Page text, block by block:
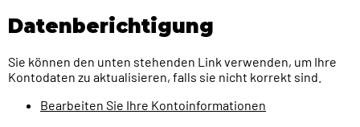
Datenberichtigung
Sie können den unten stehenden Link verwenden, um Ihre
Kontodaten zu aktualisieren, falls sie nicht korrekt sind.
Bearbeiten Sie Ihre Kontoinformationen